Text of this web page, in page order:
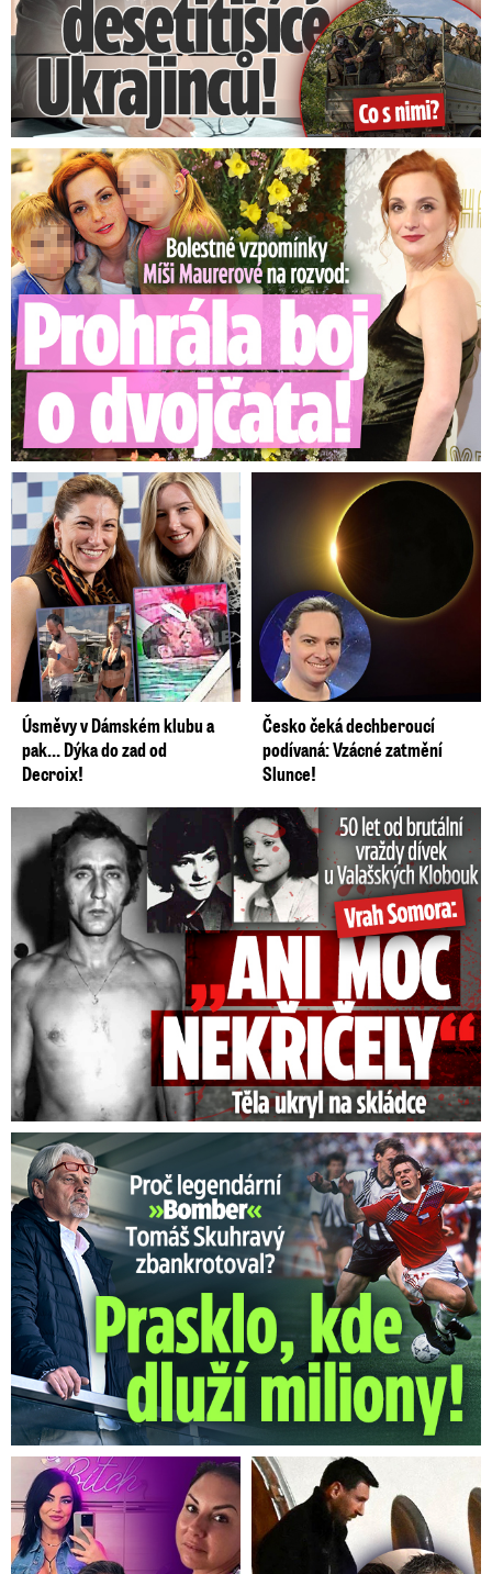
Bolestné vzpomínky Míši Maurerové: Prohrála boj o dvojčata!
Úsměvy v Dámském klubu a
pak… Dýka do zad od
Decroix!
Česko čeká dechberoucí
podívaná: Vzácné zatmění
Slunce!
50 let od běsnění Somory: Těla dívek vrah ukryl na skládce
Proč Skuhravý zbankrotoval? Prasklo, kde dluží miliony!